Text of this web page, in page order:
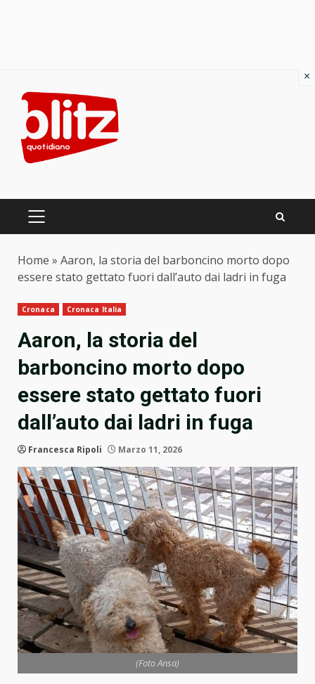
content
PRIMARY
Home » Aaron, la storia del barboncino morto dopo
essere stato gettato fuori dall’auto dai ladri in fuga
Cronaca Cronaca Italia
Aaron, la storia del
barboncino morto dopo
essere stato gettato fuori
dall’auto dai ladri in fuga
Francesca Ripoli Marzo 11, 2026
(Foto Ansa)
×